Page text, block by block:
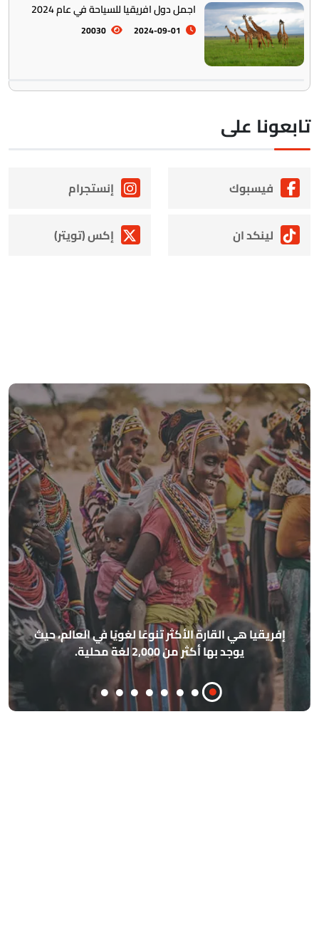
اجمل دول افريقيا للسياحة في عام 2024
2024-09-01
20030
على
فيسبوك إنستجرام
لينكد ان إكس (تويتر)
العالم، حيث
أهرامات الجيزة مصممة بحيث تشير إلى
الأساسية الأربعة (الشمال، الجنوب،
مذهلة، وكان القدماء المصريون
فلكية وهندسية متقدمة